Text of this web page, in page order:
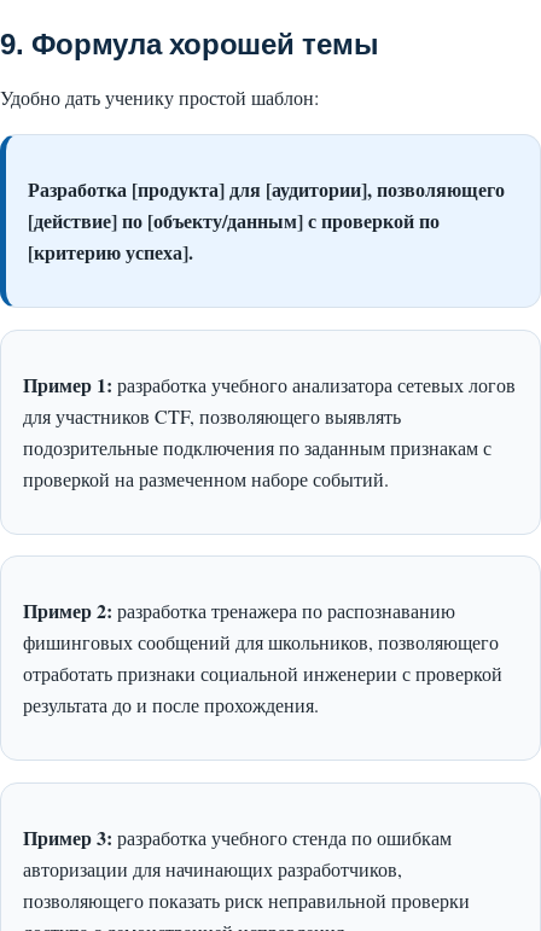
9. Формула хорошей темы
Удобно дать ученику простой шаблон:
Разработка [продукта] для [аудитории], позволяющего
[действие] по [объекту/данным] с проверкой по
[критерию успеха].
Пример 1: разработка учебного анализатора сетевых логов
для участников CTF, позволяющего выявлять
подозрительные подключения по заданным признакам с
проверкой на размеченном наборе событий.
Пример 2: разработка тренажера по распознаванию
фишинговых сообщений для школьников, позволяющего
отработать признаки социальной инженерии с проверкой
результата до и после прохождения.
Пример 3: разработка учебного стенда по ошибкам
авторизации для начинающих разработчиков,
позволяющего показать риск неправильной проверки